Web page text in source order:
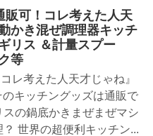
販可！コレ考えた人天
かき混ぜ調理器キッチ
リス ＆計量スプー
等
レ考えた人天才じゃね』
キッチングッズは通販で
スの鍋底かきまぜまぜマシ
世界の超便利キッチン...